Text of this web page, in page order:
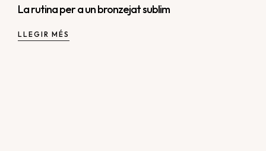
La rutina per a un bronzejat sublim
LLEGIR MÉS